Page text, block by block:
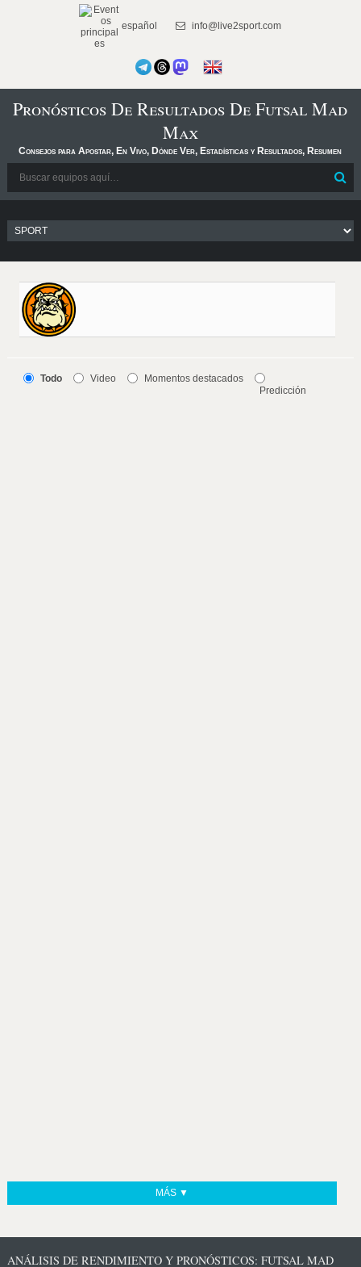
español info@live2sport.com
Pronósticos De Resultados De Futsal Mad
Max
Consejos para Apostar, En Vivo, Dónde Ver, Estadísticas y Resultados, Resumen
Todo Video
Momentos destacados
Predicción
MÁS ▼
ANÁLISIS DE RENDIMIENTO Y PRONÓSTICOS: FUTSAL MAD